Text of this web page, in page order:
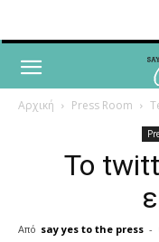
Αρχική Press Room
Το
Από say yes to the press -